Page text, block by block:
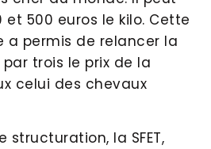
et 500 euros le kilo. Cette
a permis de relancer la
trois le prix de la
celui des chevaux
structuration, la SFET,